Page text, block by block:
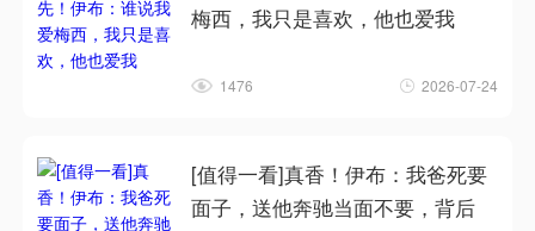
梅西，我只是喜欢，他也爱我
1476 2026-07-24
[值得一看]真香！伊布：我爸死要
面子，送他奔驰当面不要，背后